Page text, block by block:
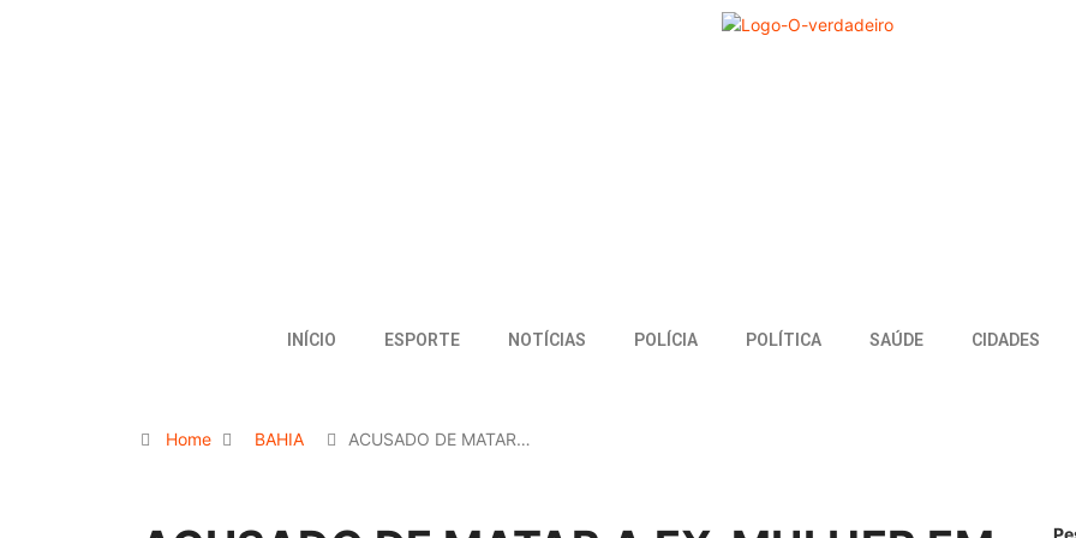
INÍCIO ESPORTE NOTÍCIAS POLÍCIA POLÍTICA SAÚDE CIDADES
Home BAHIA ACUSADO DE MATAR…